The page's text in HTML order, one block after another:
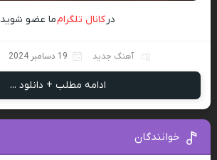
درکانال تلگرامما عضو شوید
آهنگ جدید 19 دسامبر 2024
ادامه مطلب + دانلود ...
خوانندگان